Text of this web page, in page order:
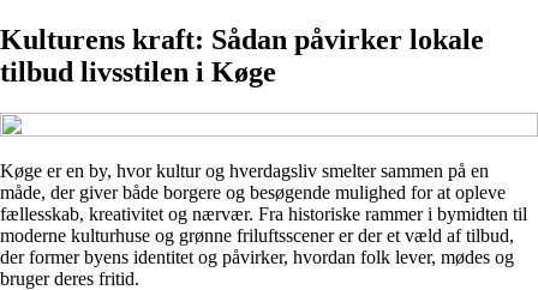
Kulturens kraft: Sådan påvirker lokale
tilbud livsstilen i Køge
Køge er en by, hvor kultur og hverdagsliv smelter sammen på en
måde, der giver både borgere og besøgende mulighed for at opleve
fællesskab, kreativitet og nærvær. Fra historiske rammer i bymidten til
moderne kulturhuse og grønne friluftsscener er der et væld af tilbud,
der former byens identitet og påvirker, hvordan folk lever, mødes og
bruger deres fritid.